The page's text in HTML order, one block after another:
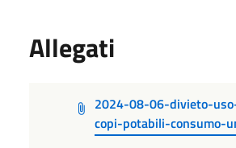
Allegati
2024-08-06-divieto-
copi-potabili-consumo-